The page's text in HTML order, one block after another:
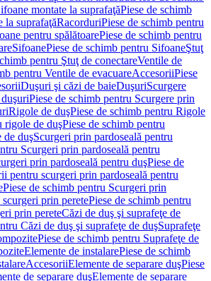
montate la suprafaţăPiese de schimb
la suprafaţăRacorduriPiese de schimb pentru
pentru spălătoarePiese de schimb pentru
SifoanePiese de schimb pentru SifoaneŞtuţ
pentru Ştuţ de conectareVentile de
pentru Ventile de evacuareAccesoriiPiese
Duşuri şi căzi de baieDuşuriScurgere
Piese de schimb pentru Scurgere prin
Rigole de duşPiese de schimb pentru Rigole
rigole de duşPiese de schimb pentru
de duşScurgeri prin pardoseală pentru
Scurgeri prin pardoseală pentru
prin pardoseală pentru duşPiese de
pentru scurgeri prin pardoseală pentru
Piese de schimb pentru Scurgeri prin
prin peretePiese de schimb pentru
prin pereteCăzi de duş şi suprafeţe de
Căzi de duş şi suprafeţe de duşSuprafeţe
Piese de schimb pentru Suprafeţe de
Elemente de instalarePiese de schimb
AccesoriiElemente de separare duşPiese
de separare duşElemente de separare